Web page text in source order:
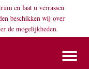
en laat u verrassen
beschikken wij over
de mogelijkheden.